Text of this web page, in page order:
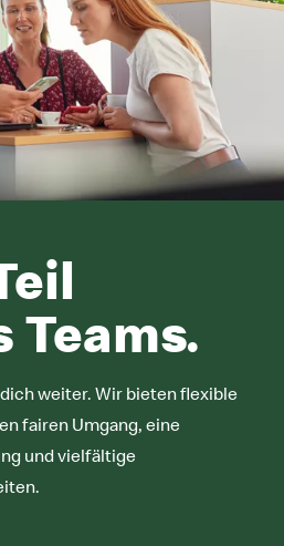
Teams.
weiter. Wir bieten flexible
fairen Umgang, eine
und vielfältige